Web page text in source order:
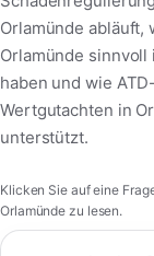
Orlamünde abläuft,
Orlamünde
haben und wie
Wertgutachten in
unterstützt.
Klicken Sie auf eine
Orlamünde zu lesen.